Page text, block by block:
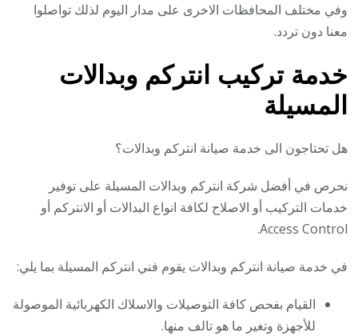
وفي مختلف المحافظات الاخرى على مدار اليوم لذلك تواصلوا
معنا دون تردد.
خدمة تركيب انتركم وبدالات
المسيلة
هل تحتاجون الى خدمة صيانة انتركم وبدالات؟
نحرص في أفضل شركة انتركم وبدالات المسيلة على توفير
خدمات التركيب أو الاصلاح لكافة انواع البدالات أو الانتركم أو
Access Control.
في خدمة صيانة انتركم وبدالات يقوم فني انتركم المسيلة بما يلي:
القيام بفحص كافة التوصيلات والاسلاك الكهربائية الموصولة
للأجهزة وتغير ما هو تالف منها.